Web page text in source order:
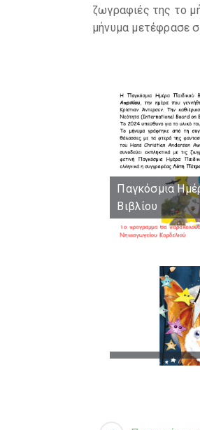
ζωγραφιές της το
μήνυμα μετέφρασε
Παγκόσμια
Βιβλίου